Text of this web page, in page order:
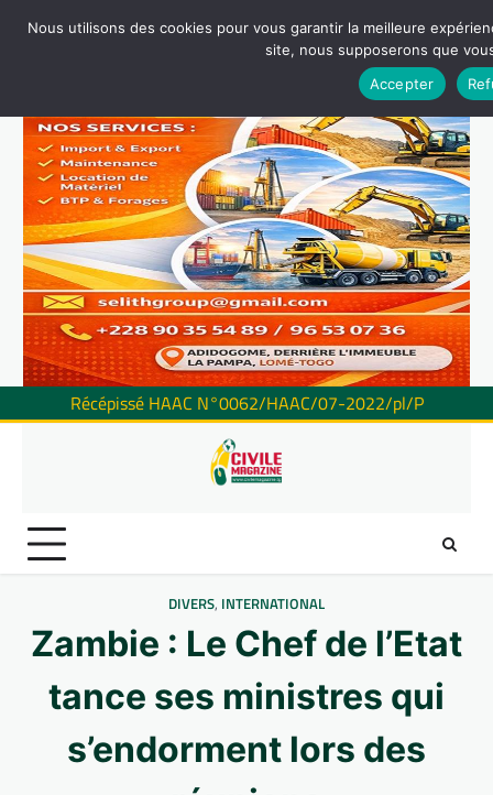
Récépissé HAAC N°0062/HAAC/07-2022/pl/P
DIVERS, INTERNATIONAL
Zambie : Le Chef de l’Etat
tance ses ministres qui
s’endorment lors des
Nous utilisons des cookies pour vous garantir la meilleure
site, nous supposerons que
Accepter